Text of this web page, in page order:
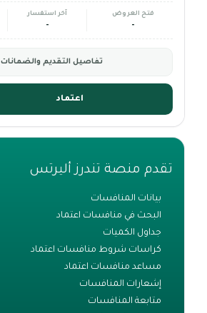
فتح العروض
-
آخر استفسار
-
تفاصيل التقديم والضمانات
اعتماد
تقدم منصة تندرز أليرتس
بيانات المنافسات
البحث في منافسات اعتماد
جداول الكميات
كراسات شروط منافسات اعتماد
مساعد منافسات اعتماد
إشعارات المنافسات
متابعة المنافسات